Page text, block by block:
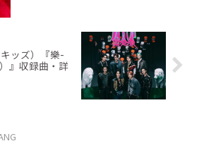
ッズ）『樂-
』収録曲・詳